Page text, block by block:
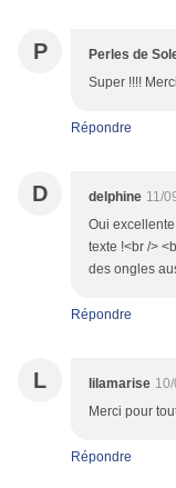
P Perles de
Super !!!!
Répondre
D delphine 11/
Oui
texte !<br />
des ongles
Répondre
L lilamarise
Merci pour
Répondre